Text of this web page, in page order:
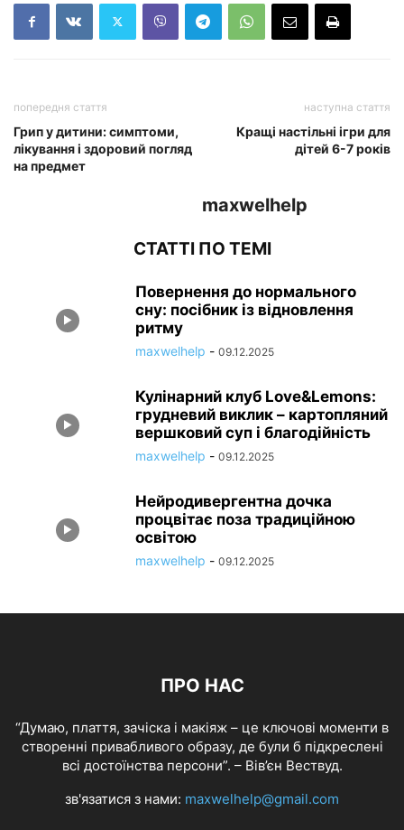
попередня стаття
Грип у дитини: симптоми,
лікування і здоровий погляд
на предмет
наступна стаття
Кращі настільні ігри для
дітей 6-7 років
maxwelhelp
СТАТТІ ПО ТЕМІ
Повернення до нормального
сну: посібник із відновлення
ритму
maxwelhelp - 09.12.2025
Кулінарний клуб Love&Lemons:
грудневий виклик – картопляний
вершковий суп і благодійність
maxwelhelp - 09.12.2025
Нейродивергентна дочка
процвітає поза традиційною
освітою
maxwelhelp - 09.12.2025
ПРО НАС
“Думаю, плаття, зачіска і макіяж – це ключові моменти в
створенні привабливого образу, де були б підкреслені
всі достоїнства персони”. – Вів’єн Вествуд.
зв'язатися з нами: maxwelhelp@gmail.com